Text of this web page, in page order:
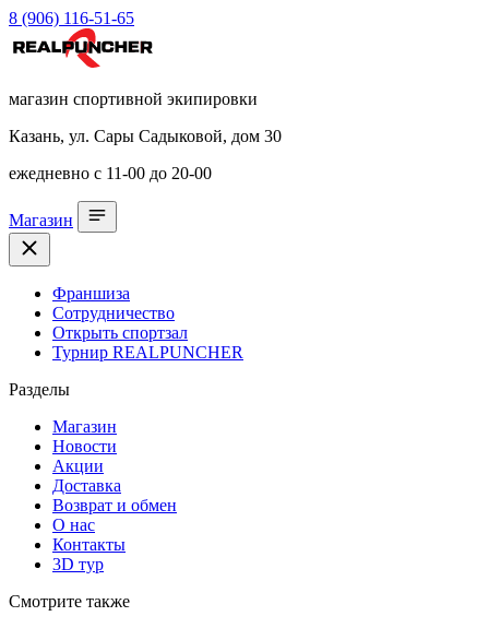
8 (906) 116-51-65
магазин спортивной экипировки
Казань, ул. Сары Садыковой, дом 30
ежедневно с 11-00 до 20-00
Магазин
Франшиза
Сотрудничество
Открыть спортзал
Турнир REALPUNCHER
Разделы
Магазин
Новости
Акции
Доставка
Возврат и обмен
О нас
Контакты
3D тур
Смотрите также